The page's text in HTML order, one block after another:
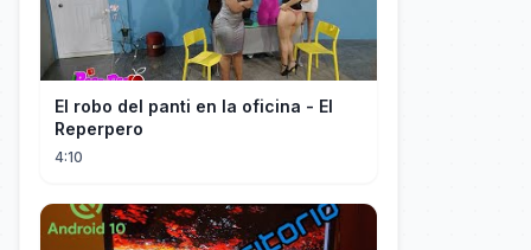
El robo del panti en la oficina - El
Reperpero
4:10